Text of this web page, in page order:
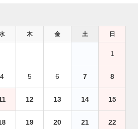
木 金 土 日
1
4 5 6 7 8
12 13 14 15
19 20 21 22